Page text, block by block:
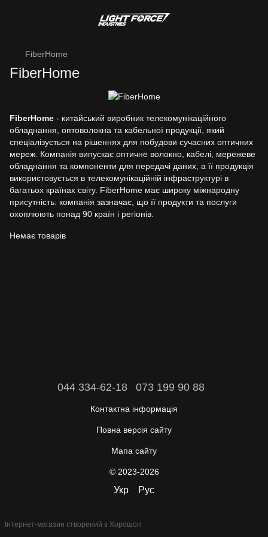
FiberHome
FiberHome
FiberHome - китайський виробник телекомунікаційного
обладнання, оптоволокна та кабельної продукції, який
спеціалізується на рішеннях для побудови сучасних оптичних
мереж. Компанія випускає оптичне волокно, кабелі, мережеве
обладнання та компоненти для передачі даних, а її продукція
використовується в телекомунікаційній інфраструктурі в
багатьох країнах світу. FiberHome має широку міжнародну
присутність: компанія зазначає, що її продукти та послуги
охоплюють понад 90 країн і регіонів.
Немає товарів
044 334-62-18 073 199 90 88
Контактна інформація
Повна версія сайту
Мапа сайту
© 2023-2026
Укр Рус
Інтернет-магазин створений з Хорошоп